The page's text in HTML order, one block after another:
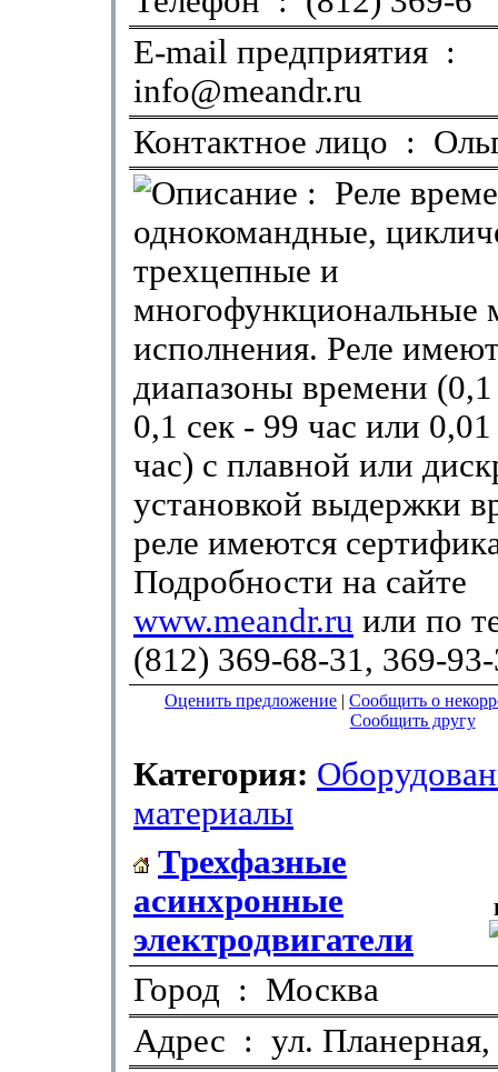
E-mail предприятия :
info@meandr.ru
Контактное лицо :
: Реле
однокомандные,
трехцепные и
многофункциональные
исполнения. Реле
диапазоны времени (0,1
0,1 сек - 99 час или
час) с плавной или
установкой выдержки
реле имеются
Подробности на сайте
www.meandr.ru или по
(812) 369-68-31, 369-
Оценить предложение | Сообщить о
Сообщить другу
Категория:
материалы
Трехфазные
асинхронные
электродвигатели
Город : Москва
Адрес : ул.